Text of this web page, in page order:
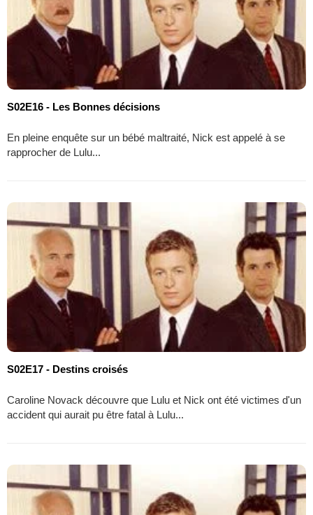
S02E16 - Les Bonnes décisions
En pleine enquête sur un bébé maltraité, Nick est appelé à se
rapprocher de Lulu...
S02E17 - Destins croisés
Caroline Novack découvre que Lulu et Nick ont été victimes d'un
accident qui aurait pu être fatal à Lulu...